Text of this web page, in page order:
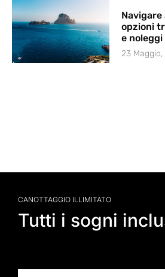
Navigare
opzioni
e noleggi
23
CANOTTAGGIO ILLIMITATO
Tutti i sogni